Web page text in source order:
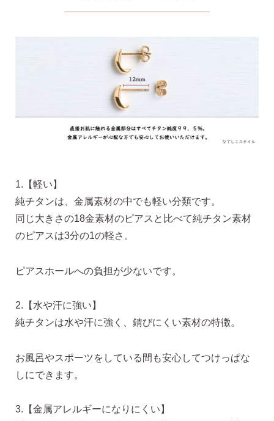
全ての商品を見る
誕生石で選ぶ
価格で選ぶ
なでしこピアスの使いやすい所や
使いにくい所を、赤裸々にレビューしてます。
1.【軽い】
純チタンは、金属素材の中でも軽い分類です。
同じ大きさの18金素材のピアスと比べて純チタン素材
のピアスは3分の1の軽さ。
ピアスホールへの負担が少ないです。
2.【水や汗に強い】
純チタンは水や汗に強く、錆びにくい素材の特徴。
お風呂やスポーツをしている間も安心してつけっぱな
しにできます。
3.【金属アレルギーになりにくい】